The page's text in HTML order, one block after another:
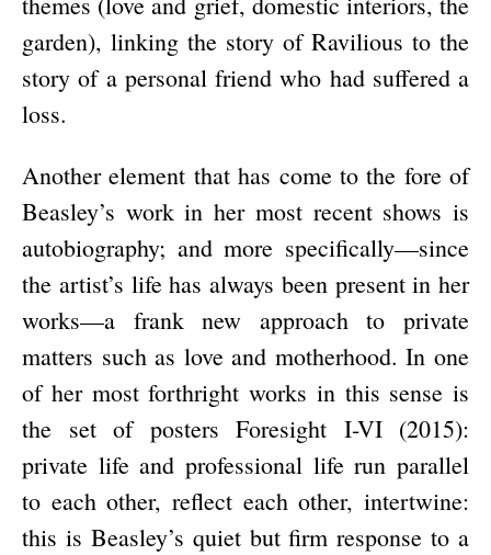
garden), linking the story of Ravilious to the
story of a personal friend who had suffered a
loss.
Another element that has come to the fore of
Beasley’s work in her most recent shows is
autobiography; and more specifically—since
the artist’s life has always been present in her
works—a frank new approach to private
matters such as love and motherhood. In one
of her most forthright works in this sense is
the set of posters Foresight I-VI (2015):
private life and professional life run parallel
to each other, reflect each other, intertwine:
this is Beasley’s quiet but firm response to a